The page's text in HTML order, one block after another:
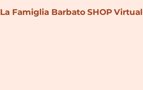
La Famiglia Barbato SHOP